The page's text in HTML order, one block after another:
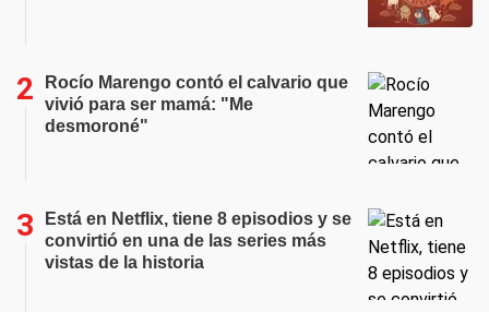
Rocío Marengo contó el calvario que
vivió para ser mamá: "Me
desmoroné"
Está en Netflix, tiene 8 episodios y se
convirtió en una de las series más
vistas de la historia